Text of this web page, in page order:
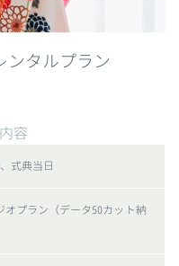
ンタルプラン
容
式典当日
プラン（データ50カット納